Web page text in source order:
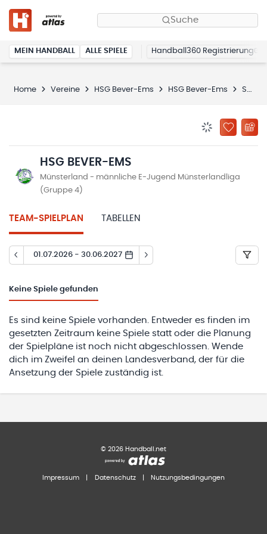
Suche
MEIN HANDBALL ALLE SPIELE Handball360 Registrierung
Home Vereine HSG Bever-Ems HSG Bever-Ems Spielplan
ZU
HSG BEVER-EMS
Münsterland - männliche E-Jugend Münsterlandliga
(Gruppe 4)
TEAM-SPIELPLAN TABELLEN
01.07.2026 - 30.06.2027
Keine Spiele gefunden
Es sind keine Spiele vorhanden. Entweder es finden im
gesetzten Zeitraum keine Spiele statt oder die Planung
der Spielpläne ist noch nicht abgeschlossen. Wende
dich im Zweifel an deinen Landesverband, der für die
Ansetzung der Spiele zuständig ist.
© 2026 Handball.net
Impressum Datenschutz Nutzungsbedingungen